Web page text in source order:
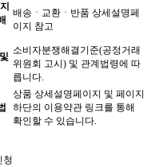
배송ㆍ교환ㆍ반품 상세설명페
이지 참고
소비자분쟁해결기준(공정거래
위원회 고시) 및 관계법령에 따
릅니다.
상품 상세설명페이지 및 페이지
하단의 이용약관 링크를 통해
확인할 수 있습니다.
청